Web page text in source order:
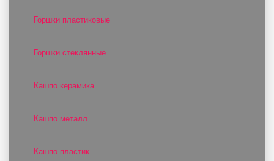
Горшки пластиковые
Горшки стеклянные
Кашпо керамика
Кашпо металл
Кашпо пластик